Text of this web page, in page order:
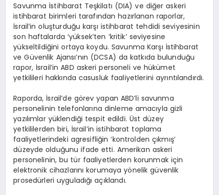
Savunma İstihbarat Teşkilatı (DIA) ve diğer askeri
istihbarat birimleri tarafından hazırlanan raporlar,
İsrail’in oluşturduğu karşı istihbarat tehdidi seviyesinin
son haftalarda ‘yüksek’ten ‘kritik’ seviyesine
yükseltildiğini ortaya koydu. Savunma Karşı İstihbarat
ve Güvenlik Ajansı’nın (DCSA) da katkıda bulunduğu
rapor, İsrail’in ABD askeri personeli ve hükümet
yetkilileri hakkında casusluk faaliyetlerini ayrıntılandırdı.
Raporda, İsrail’de görev yapan ABD’li savunma
personelinin telefonlarına dinleme amacıyla gizli
yazılımlar yüklendiği tespit edildi. Üst düzey
yetkililerden biri, İsrail’in istihbarat toplama
faaliyetlerindeki agresifliğin ‘kontrolden çıkmış’
düzeyde olduğunu ifade etti. Amerikan askeri
personelinin, bu tür faaliyetlerden korunmak için
elektronik cihazlarını korumaya yönelik güvenlik
prosedürleri uyguladığı açıklandı.